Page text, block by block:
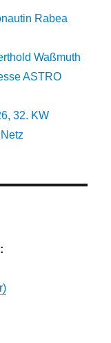
Rabea
Waßmuth
ASTRO
32. KW